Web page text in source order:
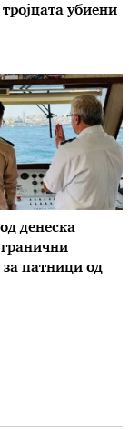
тројцата убиени
денеска
за патници од